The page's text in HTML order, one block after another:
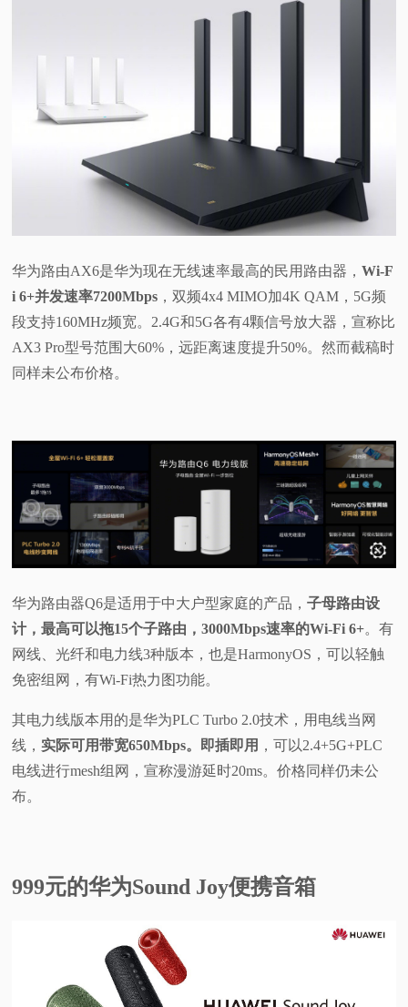
华为路由AX6是华为现在无线速率最高的民用路由器，Wi-F
i 6+并发速率7200Mbps ，双频4x4 MIMO加4K QAM，5G频
段支持160MHz频宽。2.4G和5G各有4颗信号放大器，宣称比
AX3 Pro型号范围大60%，远距离速度提升50%。然而截稿时
同样未公布价格。
华为路由器Q6是适用于中大户型家庭的产品，子母路由设
计，最高可以拖15个子路由，3000Mbps速率的Wi-Fi 6+。有
网线、光纤和电力线3种版本，也是HarmonyOS，可以轻触
免密组网，有Wi-Fi热力图功能。
其电力线版本用的是华为PLC Turbo 2.0技术，用电线当网
线， 实际可用带宽650Mbps。即插即用 ，可以2.4+5G+PLC
电线进行mesh组网，宣称漫游延时20ms。价格同样仍未公
布。
999元的华为Sound Joy便携音箱